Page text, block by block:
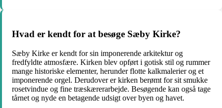
Hvad er kendt for at besøge Sæby Kirke?
Sæby Kirke er kendt for sin imponerende arkitektur og
fredfyldte atmosfære. Kirken blev opført i gotisk stil og rummer
mange historiske elementer, herunder flotte kalkmalerier og et
imponerende orgel. Derudover er kirken berømt for sit smukke
rosetvindue og fine træskærerarbejde. Besøgende kan også tage
tårnet og nyde en betagende udsigt over byen og havet.